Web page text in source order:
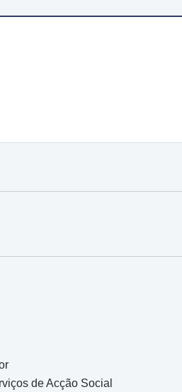
de Acção Social